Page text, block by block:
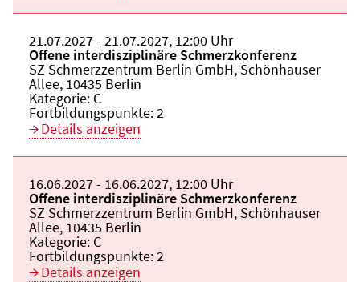
Beginn:
21.07.2027Ende und Anfangszeit:
- 21.07.2027, 12:00 Uhr
Veranstaltungstitel:
Offene interdisziplinäre Schmerzkonferenz
Veranstaltungsort:
SZ Schmerzzentrum Berlin GmbH, Schönhauser
Allee, 10435 Berlin
Kategorie: C
Fortbildungspunkte:2
Details anzeigen
Beginn:
16.06.2027Ende und Anfangszeit:
- 16.06.2027, 12:00 Uhr
Veranstaltungstitel:
Offene interdisziplinäre Schmerzkonferenz
Veranstaltungsort:
SZ Schmerzzentrum Berlin GmbH, Schönhauser
Allee, 10435 Berlin
Kategorie: C
Fortbildungspunkte:2
Details anzeigen